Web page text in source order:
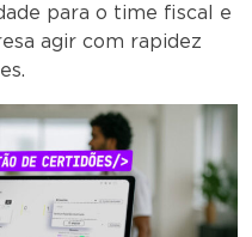
para o time fiscal e
agir com rapidez